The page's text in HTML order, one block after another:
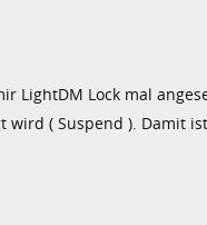
LightDM Lock mal
( Suspend ). Damit